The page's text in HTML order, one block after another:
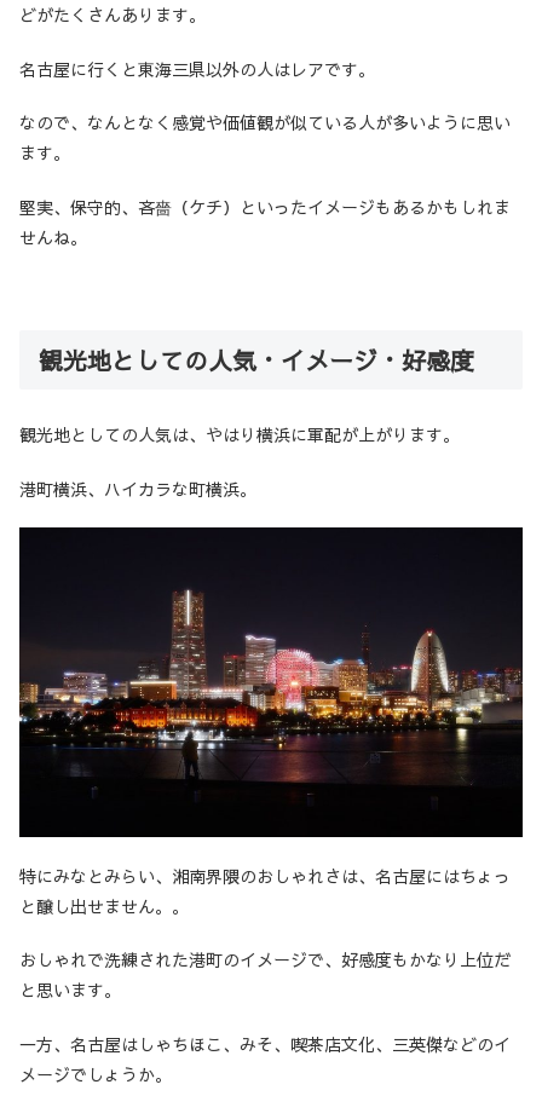
どがたくさんあります。
名古屋に行くと東海三県以外の人はレアです。
なので、なんとなく感覚や価値観が似ている人が多いように思い
ます。
堅実、保守的、吝嗇（ケチ）といったイメージもあるかもしれま
せんね。
観光地としての人気・イメージ・好感度
観光地としての人気は、やはり横浜に軍配が上がります。
港町横浜、ハイカラな町横浜。
特にみなとみらい、湘南界隈のおしゃれさは、名古屋にはちょっ
と醸し出せません。。
おしゃれで洗練された港町のイメージで、好感度もかなり上位だ
と思います。
一方、名古屋はしゃちほこ、みそ、喫茶店文化、三英傑などのイ
メージでしょうか。